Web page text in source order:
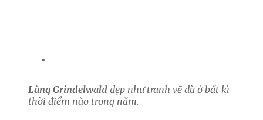
Làng Grindelwald đẹp như tranh vẽ dù ở bất kì
thời điểm nào trong năm.